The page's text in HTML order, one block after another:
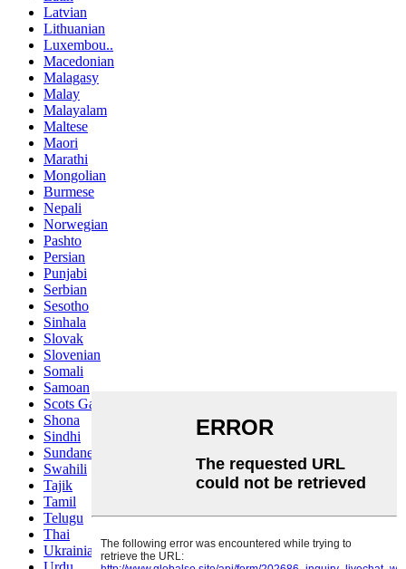
Latvian
Lithuanian
Luxembou..
Macedonian
Malagasy
Malay
Malayalam
Maltese
Maori
Marathi
Mongolian
Burmese
Nepali
Norwegian
Pashto
Persian
Punjabi
Serbian
Sesotho
Sinhala
Slovak
Slovenian
Somali
Samoan
Scots Gaelic
Shona
Sindhi
Sundanese
Swahili
Tajik
Tamil
Telugu
Thai
Ukrainian